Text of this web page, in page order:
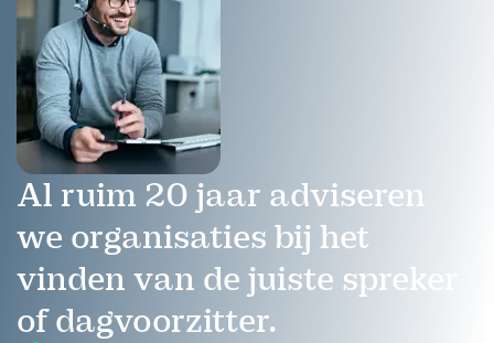
Al ruim 20 jaar adviseren
we organisaties bij het
vinden van de juiste spreker
of dagvoorzitter.